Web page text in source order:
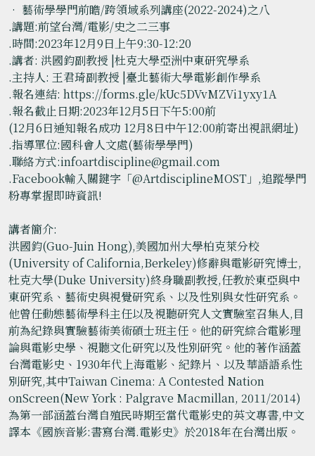
• 藝術學學門前瞻/跨領域系列講座(2022-2024)之八
.講題:前望台灣/電影/史之二三事
.時間:2023年12月9日上午9:30-12:20
.講者: 洪國鈞副教授 |杜克大學亞洲中東研究學系
.主持人: 王君琦副教授 |臺北藝術大學電影創作學系
.報名連結: https://forms.gle/kUc5DVvMZVi1yxy1A
.報名截止日期:2023年12月5日下午5:00前
(12月6日通知報名成功 12月8日中午12:00前寄出視訊網址)
.指導單位:國科會人文處(藝術學學門)
.聯絡方式:infoartdiscipline@gmail.com
.Facebook輸入關鍵字「@ArtdisciplineMOST」,追蹤學門
粉專掌握即時資訊!
講者簡介:
洪國鈞(Guo-Juin Hong),美國加州大學柏克萊分校
(University of California,Berkeley)修辭與電影研究博士,
杜克大學(Duke University)終身職副教授,任教於東亞與中
東研究系、藝術史與視覺研究系、以及性別與女性研究系。
他曾任動態藝術學科主任以及視聽研究人文實驗室召集人,目
前為紀錄與實驗藝術美術碩士班主任。他的研究綜合電影理
論與電影史學、視聽文化研究以及性別研究。他的著作涵蓋
台灣電影史、1930年代上海電影、紀錄片、以及華語語系性
別研究,其中Taiwan Cinema: A Contested Nation
onScreen(New York : Palgrave Macmillan, 2011/2014)
為第一部涵蓋台灣自殖⺠時期至當代電影史的英文專書,中文
譯本《國族音影:書寫台灣.電影史》於2018年在台灣出版。